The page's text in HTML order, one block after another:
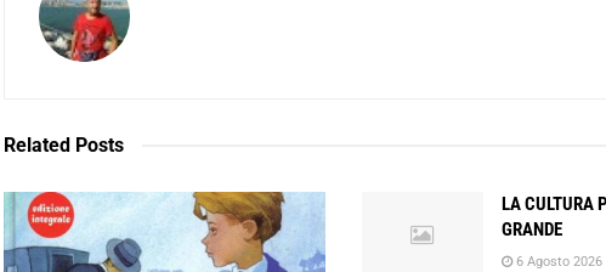
Related Posts
LA CULTURA
GRANDE
6 Agosto 2026